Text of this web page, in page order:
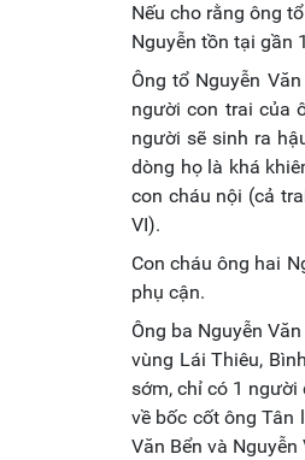
Nếu cho rằng ông
Nguyễn tồn tại gần
Ông tổ Nguyễn
người con trai của
người sẽ sinh ra
dòng họ là khá
con cháu nội (cả
VI).
Con cháu ông hai
phụ cận.
Ông ba Nguyễn
vùng Lái Thiêu,
sớm, chỉ có 1 người
về bốc cốt ông Tân
Văn Bển và Nguyễn